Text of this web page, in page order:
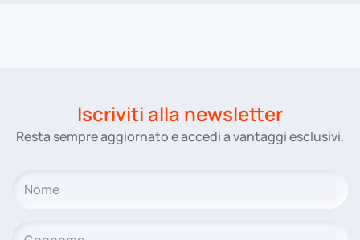
Iscriviti alla newsletter
Resta sempre aggiornato e accedi a vantaggi esclusivi.